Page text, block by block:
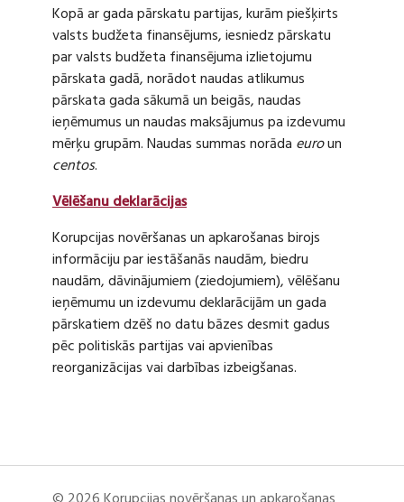
Kopā ar gada pārskatu partijas, kurām piešķirts
valsts budžeta finansējums, iesniedz pārskatu
par valsts budžeta finansējuma izlietojumu
pārskata gadā, norādot naudas atlikumus
pārskata gada sākumā un beigās, naudas
ieņēmumus un naudas maksājumus pa izdevumu
mērķu grupām. Naudas summas norāda euroun
centos.
Vēlēšanu deklarācijas
Korupcijas novēršanas un apkarošanas birojs
informāciju par iestāšanās naudām, biedru
naudām, dāvinājumiem (ziedojumiem), vēlēšanu
ieņēmumu un izdevumu deklarācijām un gada
pārskatiem dzēš no datu bāzes desmit gadus
pēc politiskās partijas vai apvienības
reorganizācijas vai darbības izbeigšanas.